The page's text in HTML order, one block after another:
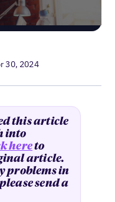
30, 2024
this article
into
hereto
article.
problems in
send a